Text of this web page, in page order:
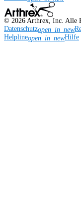
© 2026 Arthrex, Inc. Alle
Datenschutzopen_in_new
Helplineopen_in_newHilfe